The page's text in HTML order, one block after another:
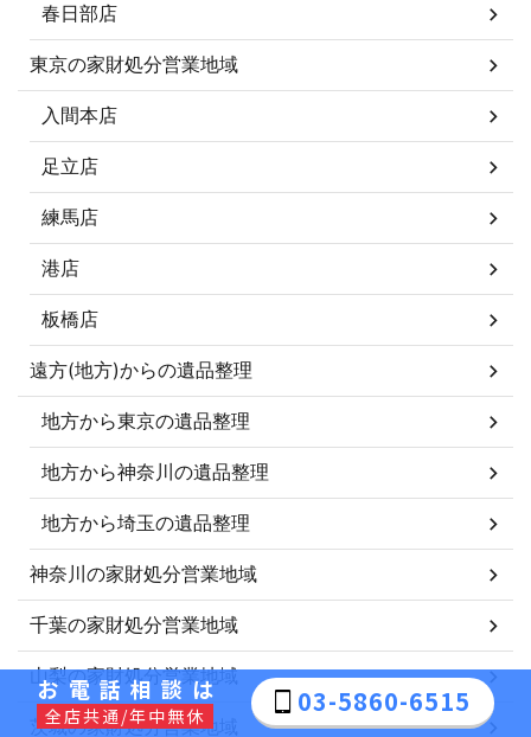
春日部店
東京の家財処分営業地域
入間本店
足立店
練馬店
港店
板橋店
遠方(地方)からの遺品整理
地方から東京の遺品整理
地方から神奈川の遺品整理
地方から埼玉の遺品整理
神奈川の家財処分営業地域
千葉の家財処分営業地域
山梨の家財処分営業地域
茨城の家財処分営業地域
お電話相談は
全店共通/年中無休 03-5860-6515